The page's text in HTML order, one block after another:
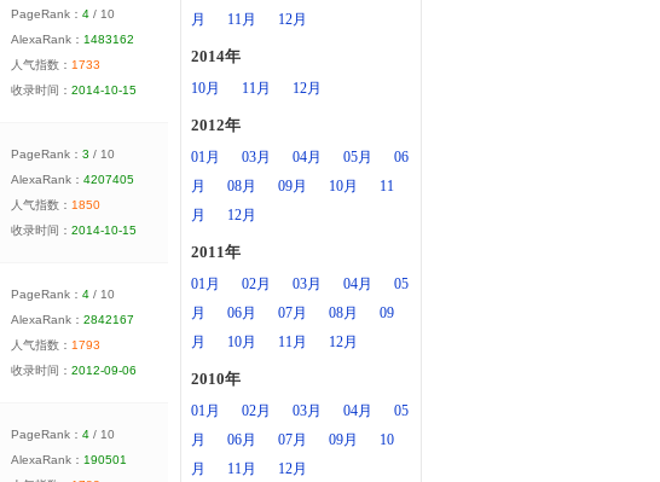
PageRank： 4 / 10
AlexaRank： 1483162
人气指数： 1733
收录时间： 2014-10-15
PageRank： 3 / 10
AlexaRank： 4207405
人气指数： 1850
收录时间： 2014-10-15
PageRank： 4 / 10
AlexaRank： 2842167
人气指数： 1793
收录时间： 2012-09-06
PageRank： 4 / 10
AlexaRank： 190501
月
11月 12月
2014年
10月 11月 12月
2012年
01月 03月 04月 05月
06
月
08月 09月 10月
11
月
12月
2011年
01月 02月 03月 04月
05
月
06月 07月 08月
09
月
10月 11月 12月
2010年
01月 02月 03月 04月
05
月
06月 07月 09月
10
月
11月 12月